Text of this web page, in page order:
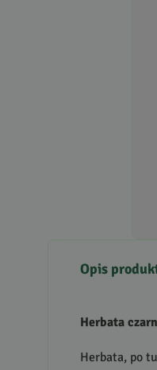
Opis
Herbata
Herbata, po